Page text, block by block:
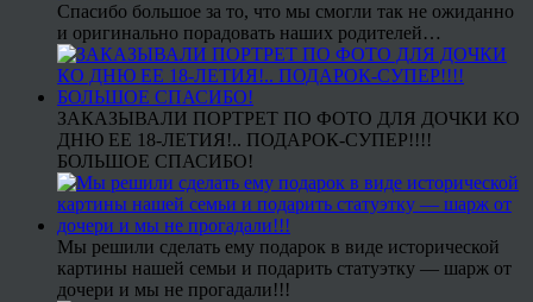
Спасибо большое за то, что мы смогли так не ожиданно
и оригинально порадовать наших родителей…
ЗАКАЗЫВАЛИ ПОРТРЕТ ПО ФОТО ДЛЯ ДОЧКИ КО
ДНЮ ЕЕ 18-ЛЕТИЯ!.. ПОДАРОК-СУПЕР!!!!
БОЛЬШОЕ СПАСИБО!
Мы решили сделать ему подарок в виде исторической
картины нашей семьи и подарить статуэтку — шарж от
дочери и мы не прогадали!!!